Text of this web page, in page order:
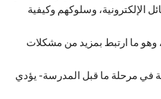
الإلكترونية، وسلوكهم وكيفية
وقالت الدراسة إن استخدام الهواتف المحمولة ارتفع بشكل كبير بين عامي 2011 و2016، وهو ما ارتبط بمزيد من مشكلات
في مرحلة ما قبل المدرسة- يؤدي